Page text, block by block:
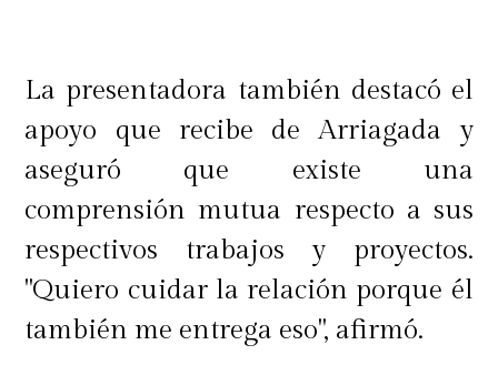
creo que los dos hemos descubierto
cosas que no conocíamos. Ella
conoció un montón de experiencias
simples que terminó amando y yo
conocí a una mujer muy distinta a
la que la gente cree que ve en la
televisión",cerró
La presentadora también destacó el
apoyo que recibe de Arriagada y
aseguró que existe una
comprensión mutua respecto a sus
respectivos trabajos y proyectos.
"Quiero cuidar la relación porque él
también me entrega eso", afirmó.